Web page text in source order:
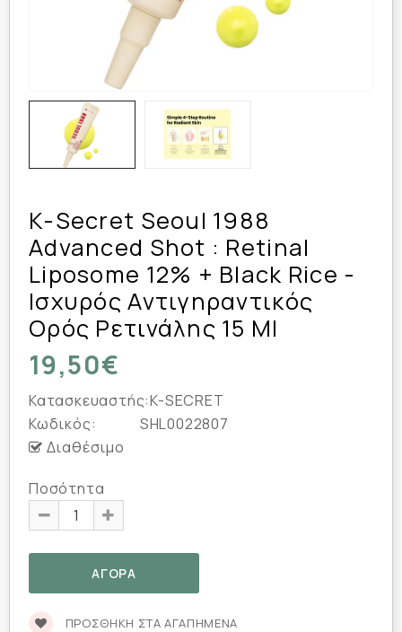
K-Secret Seoul 1988
Advanced Shot : Retinal
Liposome 12% + Black Rice -
Ισχυρός Αντιγηραντικός
Ορός Ρετινάλης 15 Ml
19,50€
Κατασκευαστής:K-SECRET
Κωδικός:
SHL0022807
Διαθέσιμο
Ποσότητα
ΠΡΟΣΘΉΚΗ ΣΤΑ ΑΓΑΠΗΜΈΝΑ